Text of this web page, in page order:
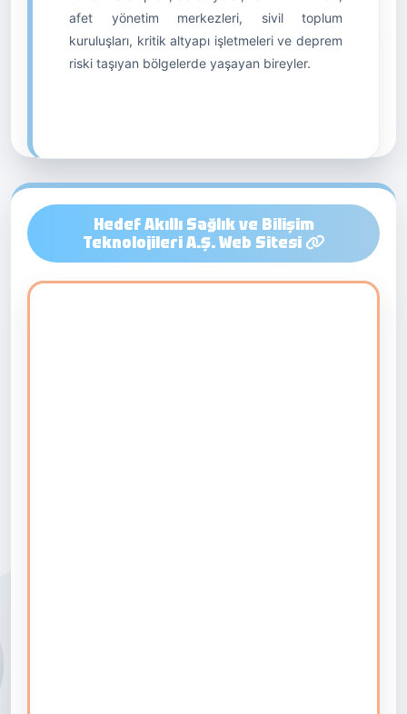
afet yönetim merkezleri, sivil toplum
kuruluşları, kritik altyapı işletmeleri ve deprem
riski taşıyan bölgelerde yaşayan bireyler.
Hedef Akıllı Sağlık ve Bilişim
Teknolojileri A.Ş. Web Sitesi